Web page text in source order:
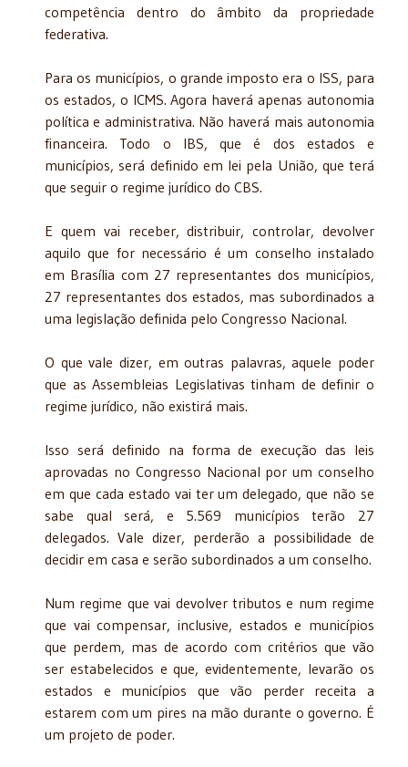
competência dentro do âmbito da propriedade
federativa.
Para os municípios, o grande imposto era o ISS, para
os estados, o ICMS. Agora haverá apenas autonomia
política e administrativa. Não haverá mais autonomia
financeira. Todo o IBS, que é dos estados e
municípios, será definido em lei pela União, que terá
que seguir o regime jurídico do CBS.
E quem vai receber, distribuir, controlar, devolver
aquilo que for necessário é um conselho instalado
em Brasília com 27 representantes dos municípios,
27 representantes dos estados, mas subordinados a
uma legislação definida pelo Congresso Nacional.
O que vale dizer, em outras palavras, aquele poder
que as Assembleias Legislativas tinham de definir o
regime jurídico, não existirá mais.
Isso será definido na forma de execução das leis
aprovadas no Congresso Nacional por um conselho
em que cada estado vai ter um delegado, que não se
sabe qual será, e 5.569 municípios terão 27
delegados. Vale dizer, perderão a possibilidade de
decidir em casa e serão subordinados a um conselho.
Num regime que vai devolver tributos e num regime
que vai compensar, inclusive, estados e municípios
que perdem, mas de acordo com critérios que vão
ser estabelecidos e que, evidentemente, levarão os
estados e municípios que vão perder receita a
estarem com um pires na mão durante o governo. É
um projeto de poder.